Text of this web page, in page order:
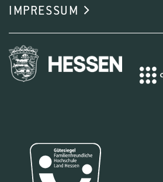
IMPRESSUM